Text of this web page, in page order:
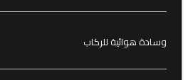
وسادة هوائية للركاب